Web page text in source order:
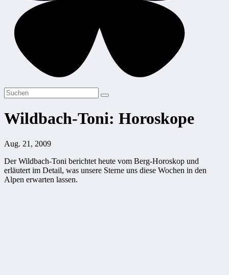
Wildbach-Toni: Horoskope
Aug. 21, 2009
Der Wildbach-Toni berichtet heute vom Berg-Horoskop und
erläutert im Detail, was unsere Sterne uns diese Wochen in den
Alpen erwarten lassen.